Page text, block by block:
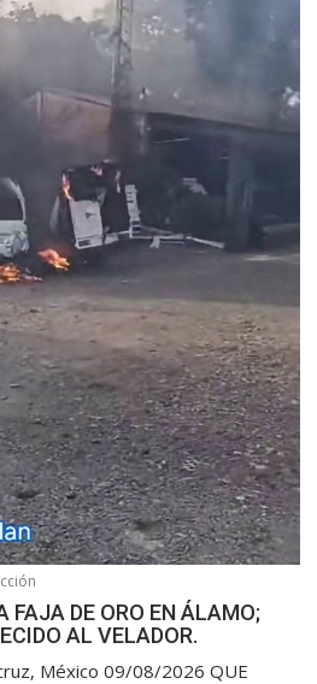
FAJA DE ORO EN ÁLAMO;
AL VELADOR.
México 09/08/2026 QUE